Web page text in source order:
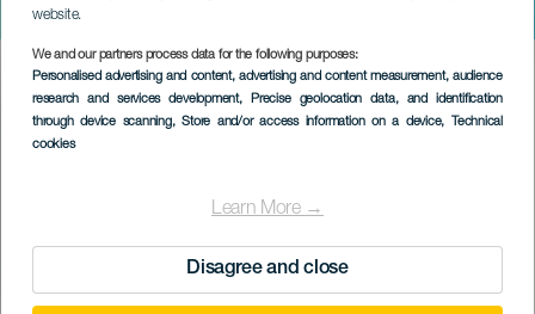
website.
We and our partners process data for the following purposes:
Personalised advertising and content, advertising and content measurement, audience
research and services development, Precise geolocation data, and identification
through device scanning, Store and/or access information on a device, Technical
cookies
Learn More →
Disagree and close
Puchero de San Sebastián
Imagen
Listado